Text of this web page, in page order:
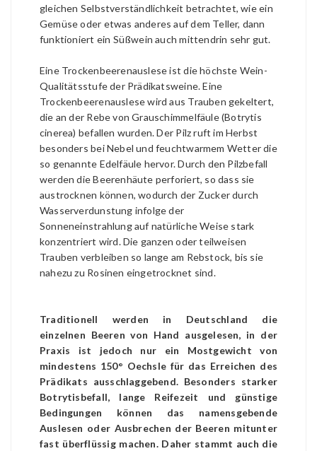
gleichen Selbstverständlichkeit betrachtet, wie ein
Gemüse oder etwas anderes auf dem Teller, dann
funktioniert ein Süßwein auch mittendrin sehr gut.
Eine Trockenbeerenauslese ist die höchste Wein-
Qualitätsstufe der Prädikatsweine.Eine
Trockenbeerenauslese wird aus Trauben gekeltert,
die an der Rebe von Grauschimmelfäule (Botrytis
cinerea) befallen wurden. Der Pilz ruft im Herbst
besonders bei Nebel und feuchtwarmem Wetter die
so genannte Edelfäule hervor. Durch den Pilzbefall
werden die Beerenhäute perforiert, so dass sie
austrocknen können, wodurch der Zucker durch
Wasserverdunstung infolge der
Sonneneinstrahlung auf natürliche Weise stark
konzentriert wird. Die ganzen oder teilweisen
Trauben verbleiben so lange am Rebstock, bis sie
nahezu zu Rosinen eingetrocknet sind.
Traditionell werden in Deutschland die
einzelnen Beeren von Hand ausgelesen, in der
Praxis ist jedoch nur ein Mostgewicht von
mindestens 150° Oechsle für das Erreichen des
Prädikats ausschlaggebend. Besonders starker
Botrytisbefall, lange Reifezeit und günstige
Bedingungen können das namensgebende
Auslesen oder Ausbrechen der Beeren mitunter
fast überflüssig machen. Daher stammt auch die